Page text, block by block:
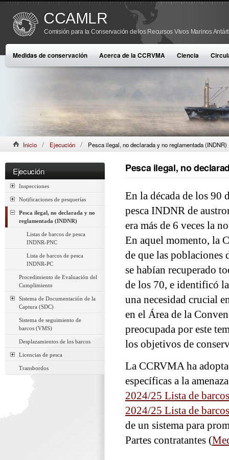
CCAMLR
Comisión para la Conservación de los Recursos Vivos Marinos
Medidas de conservación Acerca de la CCRVMA Ciencia
Inicio Ejecución Pesca ilegal, no declarada y no reglamentada (INDNR)
Ejecución
Inspecciones
Notificaciones de pesquerías
Pesca ilegal, no declarada y no
reglamentada (INDNR)
Listas de barcos de pesca
INDNR-PNC
Lista de barcos de pesca
INDNR-PC
Procedimiento de Evaluación del
Cumplimiento
Sistema de Documentación de la
Captura (SDC)
Sistema de seguimiento de
barcos (VMS)
Desplazamientos de los barcos
Licencias de pesca
Transbordos
Pesca ilegal, no
En la década de los 90
pesca INDNR de
era más de 6 veces la
En aquel momento, la
de que las poblaciones
se habían recuperado
de los 70, e identificó
una necesidad crucial
en el Área de la
preocupada por este
los objetivos de
La CCRVMA ha
específicas a la
2024/25 Lista de
2024/25 Lista de
de un sistema para
Partes contratantes (